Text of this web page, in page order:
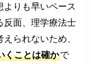
よりも早いペース
反面、理学療法士
られないため、
くことは確かで